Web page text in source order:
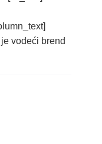
vodeći brend